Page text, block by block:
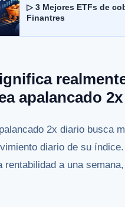
▷ 3 Mejores ETFs de
Finantres
apalancado
2x diario busca
diario de su
rentabilidad a una